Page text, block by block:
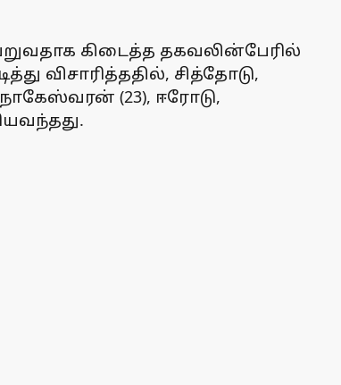
கிடைத்த தகவலின்பேரில்
விசாரித்ததில், சித்தோடு,
(23), ஈரோடு,